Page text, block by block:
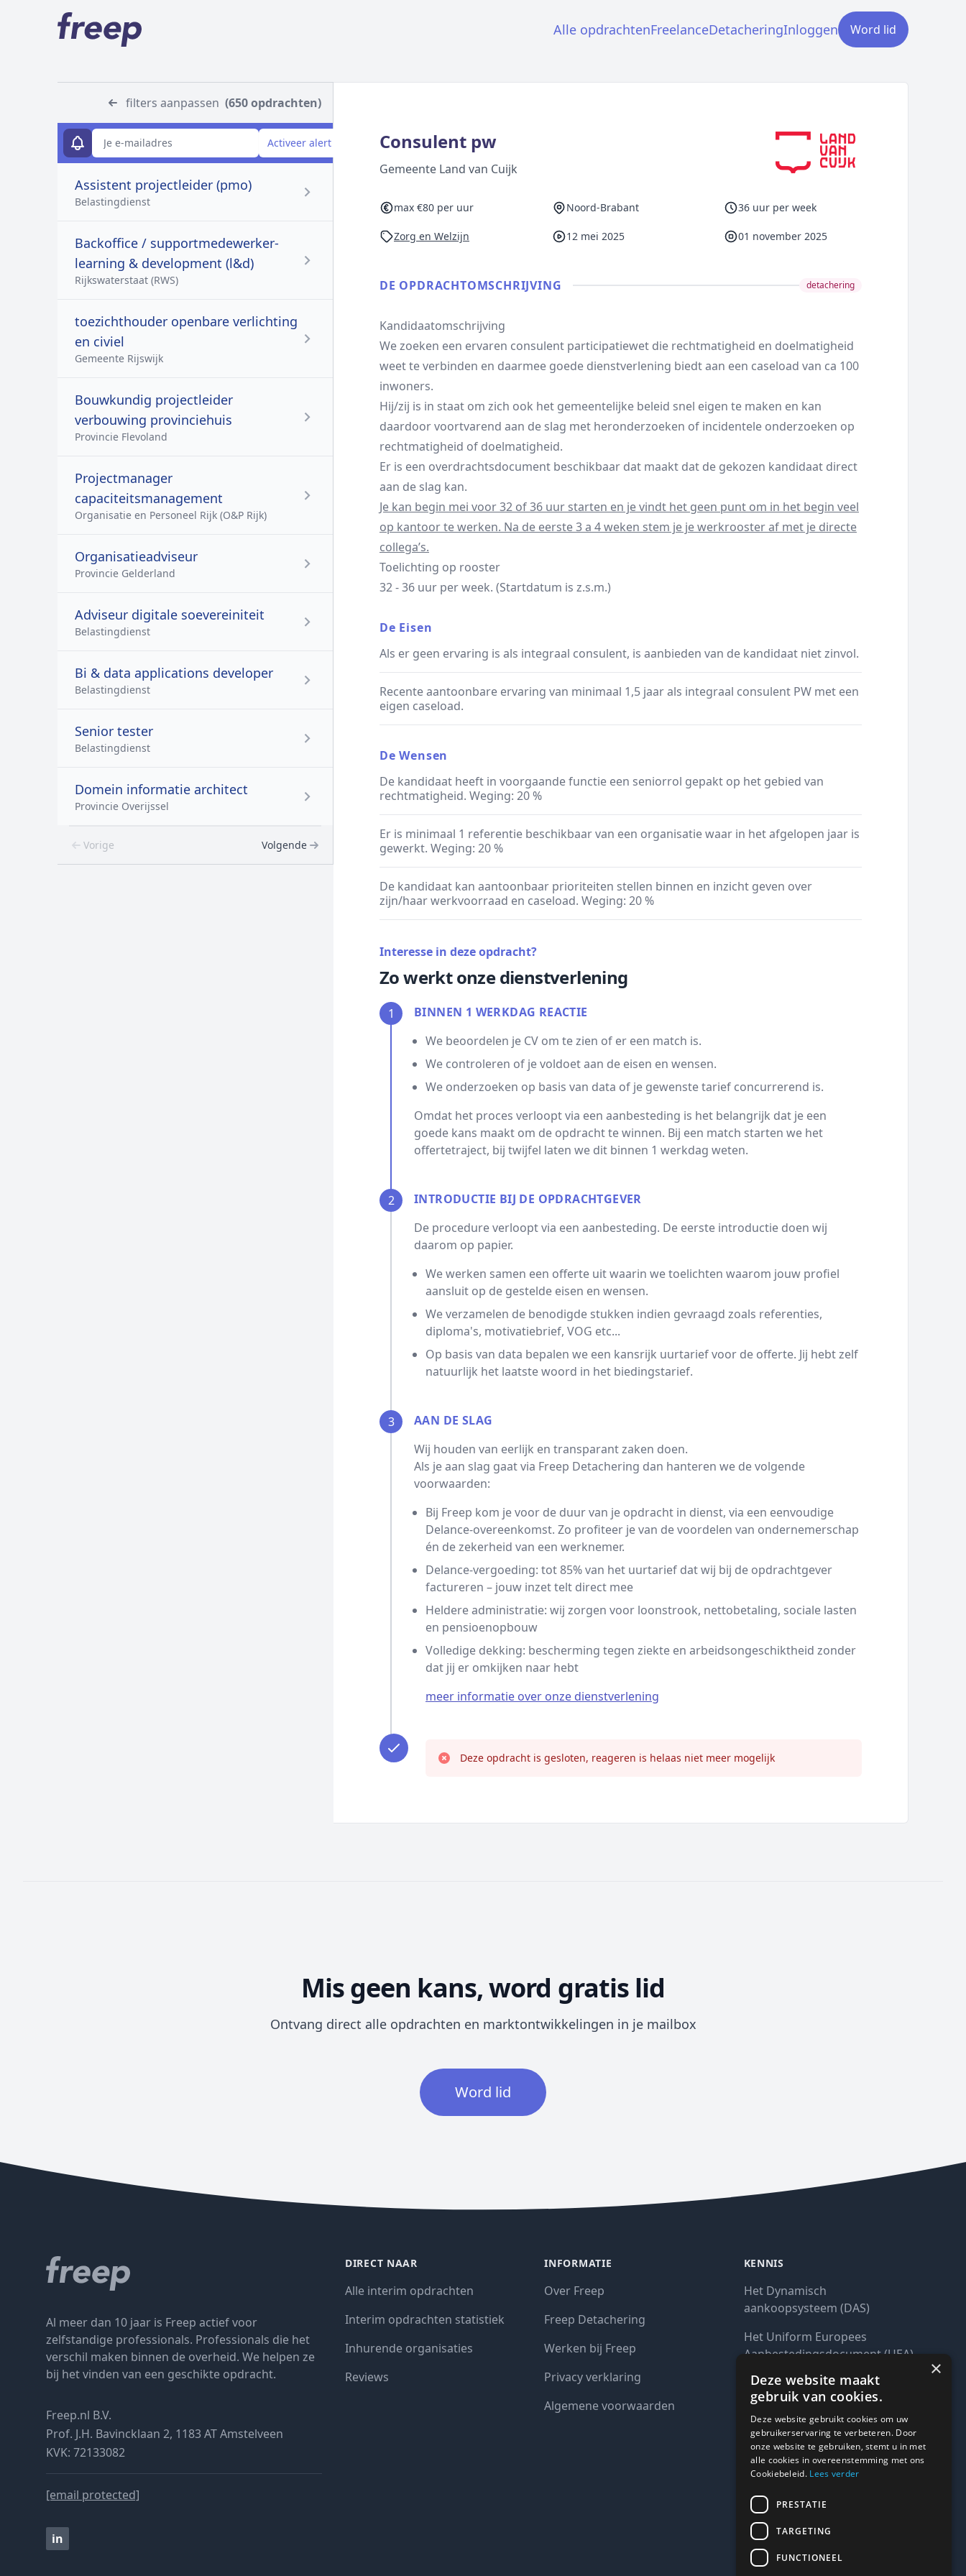
Alle opdrachtenFreelanceDetacheringInloggen Word lid
filters aanpassen (650 opdrachten)
E-mailadres
Activeer alert
Assistent projectleider (pmo)
Belastingdienst
Backoffice / supportmedewerker-
learning & development (l&d)
Rijkswaterstaat (RWS)
toezichthouder openbare verlichting
en civiel
Gemeente Rijswijk
Bouwkundig projectleider
verbouwing provinciehuis
Provincie Flevoland
Projectmanager
capaciteitsmanagement
Organisatie en Personeel Rijk (O&P Rijk)
Organisatieadviseur
Provincie Gelderland
Adviseur digitale soevereiniteit
Belastingdienst
Bi & data applications developer
Belastingdienst
Senior tester
Belastingdienst
Domein informatie architect
Provincie Overijssel
Vorige Volgende
Consulent pw
Gemeente Land van Cuijk
max €80 per uur Noord-Brabant 36 uur per week
Zorg en Welzijn 12 mei 2025 01 november 2025
DE OPDRACHT­OMSCHRIJVING detachering
Kandidaatomschrijving
We zoeken een ervaren consulent participatiewet die rechtmatigheid en doelmatigheid
weet te verbinden en daarmee goede dienstverlening biedt aan een caseload van ca 100
inwoners.
Hij/zij is in staat om zich ook het gemeentelijke beleid snel eigen te maken en kan
daardoor voortvarend aan de slag met heronderzoeken of incidentele onderzoeken op
rechtmatigheid of doelmatigheid.
Er is een overdrachtsdocument beschikbaar dat maakt dat de gekozen kandidaat direct
aan de slag kan.
Je kan begin mei voor 32 of 36 uur starten en je vindt het geen punt om in het begin veel
op kantoor te werken. Na de eerste 3 a 4 weken stem je je werkrooster af met je directe
collega’s.
Toelichting op rooster
32 - 36 uur per week. (Startdatum is z.s.m.)
De Eisen
Als er geen ervaring is als integraal consulent, is aanbieden van de kandidaat niet zinvol.
Recente aantoonbare ervaring van minimaal 1,5 jaar als integraal consulent PW met een
eigen caseload.
De Wensen
De kandidaat heeft in voorgaande functie een seniorrol gepakt op het gebied van
rechtmatigheid. Weging: 20 %
Er is minimaal 1 referentie beschikbaar van een organisatie waar in het afgelopen jaar is
gewerkt. Weging: 20 %
De kandidaat kan aantoonbaar prioriteiten stellen binnen en inzicht geven over
zijn/haar werkvoorraad en caseload. Weging: 20 %
Interesse in deze opdracht?
Zo werkt onze dienstverlening
1
BINNEN 1 WERKDAG REACTIE
We beoordelen je CV om te zien of er een match is.
We controleren of je voldoet aan de eisen en wensen.
We onderzoeken op basis van data of je gewenste tarief concurrerend is.
Omdat het proces verloopt via een aanbesteding is het belangrijk dat je een
goede kans maakt om de opdracht te winnen. Bij een match starten we het
offertetraject, bij twijfel laten we dit binnen 1 werkdag weten.
2
INTRODUCTIE BIJ DE OPDRACHTGEVER
De procedure verloopt via een aanbesteding. De eerste introductie doen wij
daarom op papier.
We werken samen een offerte uit waarin we toelichten waarom jouw profiel
aansluit op de gestelde eisen en wensen.
We verzamelen de benodigde stukken indien gevraagd zoals referenties,
diploma's, motivatiebrief, VOG etc...
Op basis van data bepalen we een kansrijk uurtarief voor de offerte. Jij hebt zelf
natuurlijk het laatste woord in het biedingstarief.
3
AAN DE SLAG
Wij houden van eerlijk en transparant zaken doen.
Als je aan slag gaat via Freep Detachering dan hanteren we de volgende
voorwaarden:
Bij Freep kom je voor de duur van je opdracht in dienst, via een eenvoudige
Delance-overeenkomst. Zo profiteer je van de voordelen van ondernemerschap
én de zekerheid van een werknemer.
Delance-vergoeding: tot 85% van het uurtarief dat wij bij de opdrachtgever
factureren – jouw inzet telt direct mee
Heldere administratie: wij zorgen voor loonstrook, nettobetaling, sociale lasten
en pensioenopbouw
Volledige dekking: bescherming tegen ziekte en arbeidsongeschiktheid zonder
dat jij er omkijken naar hebt
meer informatie over onze dienstverlening
Deze opdracht is gesloten, reageren is helaas niet meer mogelijk
Mis geen kans, word gratis lid
Ontvang direct alle opdrachten en marktontwikkelingen in je mailbox
Word lid
Al meer dan 10 jaar is Freep actief voor
zelfstandige professionals. Professionals die het
verschil maken binnen de overheid. We helpen ze
bij het vinden van een geschikte opdracht.
Freep.nl B.V.
Prof. J.H. Bavincklaan 2, 1183 AT Amstelveen
KVK: 72133082
[email protected]
in
DIRECT NAAR
Alle interim opdrachten
Interim opdrachten statistiek
Inhurende organisaties
Reviews
INFORMATIE
Over Freep
Freep Detachering
Werken bij Freep
Privacy verklaring
Algemene voorwaarden
KENNIS
Het Dynamisch
aankoopsysteem (DAS)
Het Uniform Europees
Aanbestedingsdocument (UEA)
Waar vind ik alle interim
opdrachten bij de overheid?
De interim inkoop markt in
cijfers
Freelance communicatie
vacatures
Freelance juridische vacatures
Zo win je als freelancer een
aanbesteding
×
Deze website maakt
gebruik van cookies.
Deze website gebruikt cookies om uw
gebruikerservaring te verbeteren. Door
onze website te gebruiken, stemt u in met
alle cookies in overeenstemming met ons
Cookiebeleid. Lees verder
PRESTATIE
TARGETING
FUNCTIONEEL